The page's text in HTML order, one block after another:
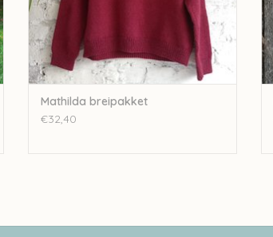
Mathilda breipakket
€32,40